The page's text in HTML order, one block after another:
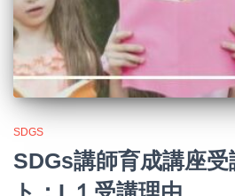
SDGS
SDGs講師育成講座